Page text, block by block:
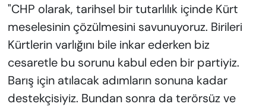
"CHP olarak, tarihsel bir tutarlılık içinde Kürt
meselesinin çözülmesini savunuyoruz. Birileri
Kürtlerin varlığını bile inkar ederken biz
cesaretle bu sorunu kabul eden bir partiyiz.
Barış için atılacak adımların sonuna kadar
destekçisiyiz. Bundan sonra da terörsüz ve